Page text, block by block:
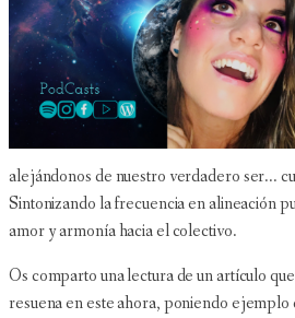
alejándonos de nuestro verdadero ser...
Sintonizando la frecuencia en alineación
amor y armonía hacia el colectivo.
Os comparto una lectura de un artículo
resuena en este ahora, poniendo